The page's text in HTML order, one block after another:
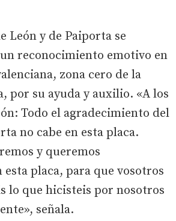
León y de Paiporta se
reconocimiento emotivo en
zona cero de la
por su ayuda y auxilio. «A los
Todo el agradecimiento del
no cabe en esta placa.
y queremos
esta placa, para que vosotros
lo que hicisteis por nosotros
señala.